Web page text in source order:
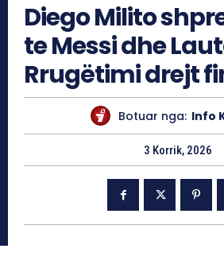
Diego Milito
te Messi dhe
Rrugëtimi drejt
Botuar nga: Info
3 Korrik, 2026